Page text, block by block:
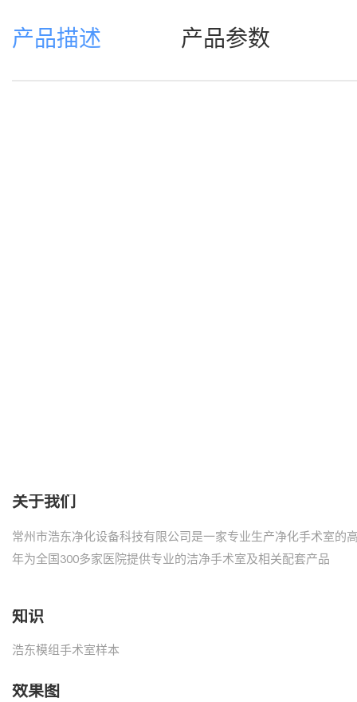
产品描述 产品参数
关于我们
常州市浩东净化设备科技有限公司是一家专业生产净化手术室的
年为全国300多家医院提供专业的洁净手术室及相关配套产品
知识
浩东模组手术室样本
效果图